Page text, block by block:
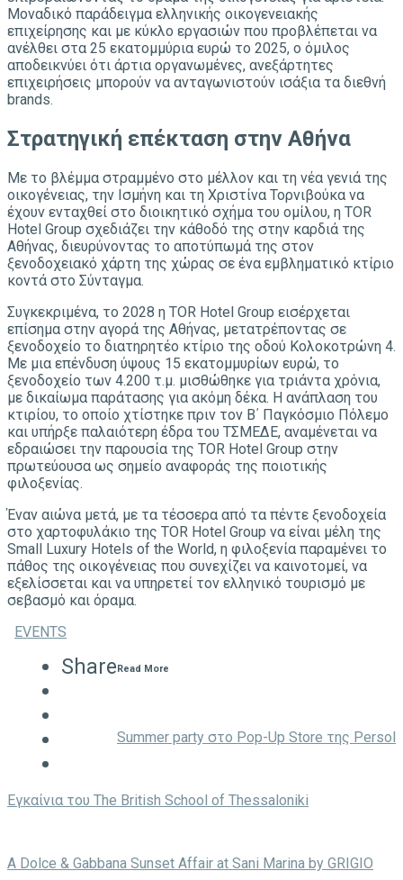
Μοναδικό παράδειγμα ελληνικής οικογενειακής
επιχείρησης και με κύκλο εργασιών που προβλέπεται να
ανέλθει στα 25 εκατομμύρια ευρώ το 2025, ο όμιλος
αποδεικνύει ότι άρτια οργανωμένες, ανεξάρτητες
επιχειρήσεις μπορούν να ανταγωνιστούν ισάξια τα διεθνή
brands.
Στρατηγική επέκταση στην Αθήνα
Με το βλέμμα στραμμένο στο μέλλον και τη νέα γενιά της
οικογένειας, την Ισμήνη και τη Χριστίνα Τορνιβούκα να
έχουν ενταχθεί στο διοικητικό σχήμα του ομίλου, η TOR
Hotel Group σχεδιάζει την κάθοδό της στην καρδιά της
Αθήνας, διευρύνοντας το αποτύπωμά της στον
ξενοδοχειακό χάρτη της χώρας σε ένα εμβληματικό κτίριο
κοντά στο Σύνταγμα.
Συγκεκριμένα, το 2028 η TOR Hotel Group εισέρχεται
επίσημα στην αγορά της Αθήνας, μετατρέποντας σε
ξενοδοχείο το διατηρητέο κτίριο της οδού Κολοκοτρώνη 4.
Με μια επένδυση ύψους 15 εκατομμυρίων ευρώ, το
ξενοδοχείο των 4.200 τ.μ. μισθώθηκε για τριάντα χρόνια,
με δικαίωμα παράτασης για ακόμη δέκα. Η ανάπλαση του
κτιρίου, το οποίο χτίστηκε πριν τον Β΄ Παγκόσμιο Πόλεμο
και υπήρξε παλαιότερη έδρα του ΤΣΜΕΔΕ, αναμένεται να
εδραιώσει την παρουσία της TOR Hotel Group στην
πρωτεύουσα ως σημείο αναφοράς της ποιοτικής
φιλοξενίας.
Έναν αιώνα μετά, με τα τέσσερα από τα πέντε ξενοδοχεία
στο χαρτοφυλάκιο της TOR Hotel Group να είναι μέλη της
Small Luxury Hotels of the World, η φιλοξενία παραμένει το
πάθος της οικογένειας που συνεχίζει να καινοτομεί, να
εξελίσσεται και να υπηρετεί τον ελληνικό τουρισμό με
σεβασμό και όραμα.
EVENTS
ShareRead More
Summer party στο Pop-Up Store της Persol
Eγκαίνια του The British School of Thessaloniki
A Dolce & Gabbana Sunset Affair at Sani Marina by GRIGIO